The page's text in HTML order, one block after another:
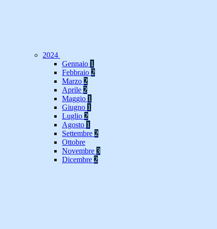
2024
Gennaio 1
Febbraio 2
Marzo 2
Aprile 2
Maggio 1
Giugno 1
Luglio 2
Agosto 1
Settembre 2
Ottobre
Novembre 3
Dicembre 2